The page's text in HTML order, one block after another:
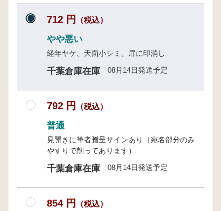
712 円 （税込）
やや悪い
経年ヤケ、天面小シミ、扉に印消し
千葉倉庫在庫 08月14日発送予定
792 円 （税込）
普通
見開きに筆者贈呈サインあり（宛名部分のみ
やすりで削ってあります）
千葉倉庫在庫 08月14日発送予定
854 円 （税込）